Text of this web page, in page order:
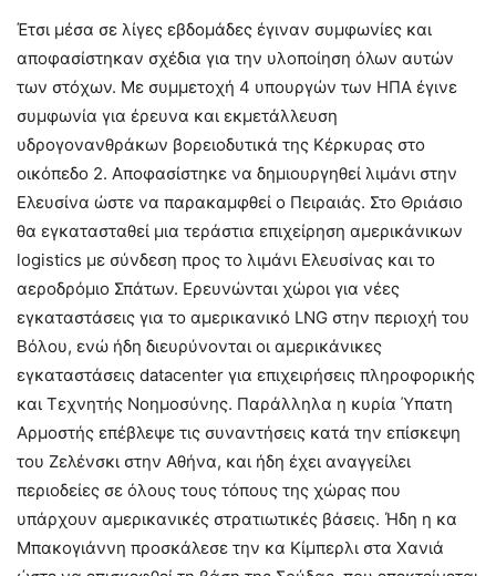
Έτσι μέσα σε λίγες εβδομάδες έγιναν συμφωνίες και
αποφασίστηκαν σχέδια για την υλοποίηση όλων αυτών
των στόχων. Με συμμετοχή 4 υπουργών των ΗΠΑ έγινε
συμφωνία για έρευνα και εκμετάλλευση
υδρογονανθράκων βορειοδυτικά της Κέρκυρας στο
οικόπεδο 2. Αποφασίστηκε να δημιουργηθεί λιμάνι στην
Ελευσίνα ώστε να παρακαμφθεί ο Πειραιάς. Στο Θριάσιο
θα εγκατασταθεί μια τεράστια επιχείρηση αμερικάνικων
logistics με σύνδεση προς το λιμάνι Ελευσίνας και το
αεροδρόμιο Σπάτων. Ερευνώνται χώροι για νέες
εγκαταστάσεις για το αμερικανικό LNG στην περιοχή του
Βόλου, ενώ ήδη διευρύνονται οι αμερικάνικες
εγκαταστάσεις datacenter για επιχειρήσεις πληροφορικής
και Τεχνητής Νοημοσύνης. Παράλληλα η κυρία Ύπατη
Αρμοστής επέβλεψε τις συναντήσεις κατά την επίσκεψη
του Ζελένσκι στην Αθήνα, και ήδη έχει αναγγείλει
περιοδείες σε όλους τους τόπους της χώρας που
υπάρχουν αμερικανικές στρατιωτικές βάσεις. Ήδη η κα
Μπακογιάννη προσκάλεσε την κα Κίμπερλι στα Χανιά